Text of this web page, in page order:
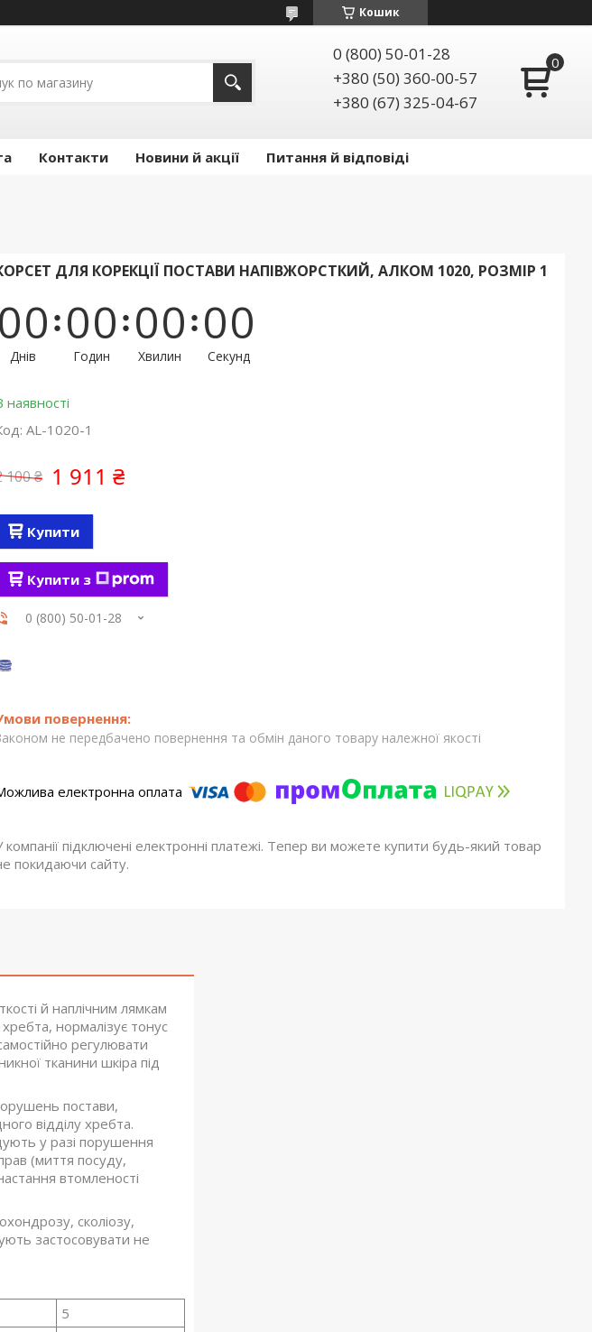
Кошик
0 (800) 50-01-28
+380 (50) 360-00-57
+380 (67) 325-04-67
Контакти Новини й акції Питання й відповіді
ДЛЯ КОРЕКЦІЇ ПОСТАВИ НАПІВЖОРСТКИЙ, АЛКОМ 1020, РОЗМІР 1
00
Днів
00
Годин
00
Хвилин
00
Секунд
наявності
AL-1020-1
100 ₴ 1 911 ₴
Купити
Купити з
0 (800) 50-01-28
не передбачено повернення та обмін даного товару належної якості
компанії підключені електронні платежі. Тепер ви можете купити будь-який товар
покидаючи сайту.
й наплічним лямкам
нормалізує тонус
регулювати
тканини шкіра під
постави,
відділу хребта.
у разі порушення
(миття посуду,
втомленості
сколіозу,
застосовувати не
5